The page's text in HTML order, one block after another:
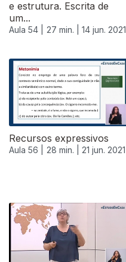
e estrutura. Escrita de
um...
Aula 54 | 27 min. | 14 jun. 2021
Recursos expressivos
Aula 56 | 28 min. | 21 jun. 2021
554234